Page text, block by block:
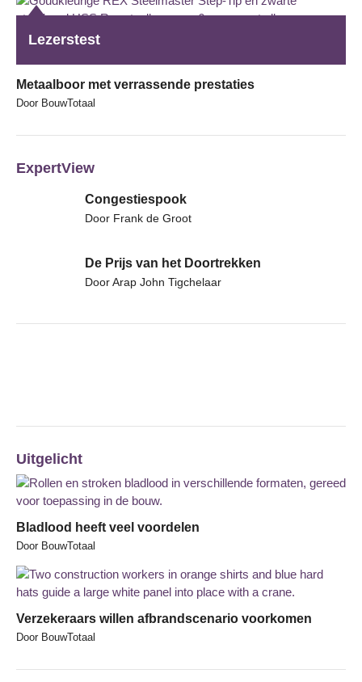
Lezerstest
Metaalboor met verrassende prestaties
Door BouwTotaal
ExpertView
Congestiespook
Door Frank de Groot
De Prijs van het Doortrekken
Door Arap John Tigchelaar
Uitgelicht
Bladlood heeft veel voordelen
Door BouwTotaal
Verzekeraars willen afbrandscenario voorkomen
Door BouwTotaal